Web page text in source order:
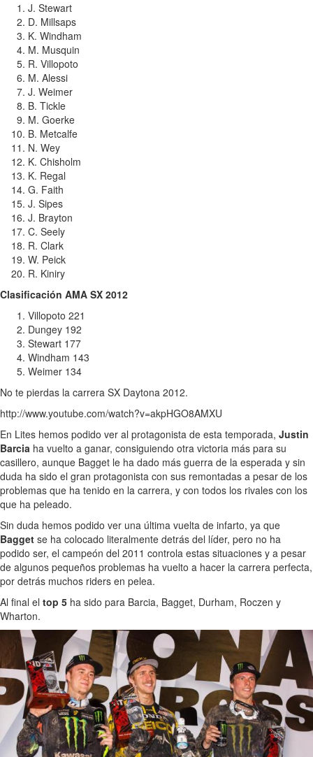
J. Stewart
D. Millsaps
K. Windham
M. Musquin
R. Villopoto
M. Alessi
J. Weimer
B. Tickle
M. Goerke
B. Metcalfe
N. Wey
K. Chisholm
K. Regal
G. Faith
J. Sipes
J. Brayton
C. Seely
R. Clark
W. Peick
R. Kiniry
Clasificación AMA SX 2012
Villopoto 221
Dungey 192
Stewart 177
Windham 143
Weimer 134
No te pierdas la carrera SX Daytona 2012.
http://www.youtube.com/watch?v=akpHGO8AMXU
En Lites hemos podido ver al protagonista de esta temporada, Justin
Barcia ha vuelto a ganar, consiguiendo otra victoria más para su
casillero, aunque Bagget le ha dado más guerra de la esperada y sin
duda ha sido el gran protagonista con sus remontadas a pesar de los
problemas que ha tenido en la carrera, y con todos los rivales con los
que ha peleado.
Sin duda hemos podido ver una última vuelta de infarto, ya que
Bagget se ha colocado literalmente detrás del líder, pero no ha
podido ser, el campeón del 2011 controla estas situaciones y a pesar
de algunos pequeños problemas ha vuelto a hacer la carrera perfecta,
por detrás muchos riders en pelea.
Al final el top 5 ha sido para Barcia, Bagget, Durham, Roczen y
Wharton.